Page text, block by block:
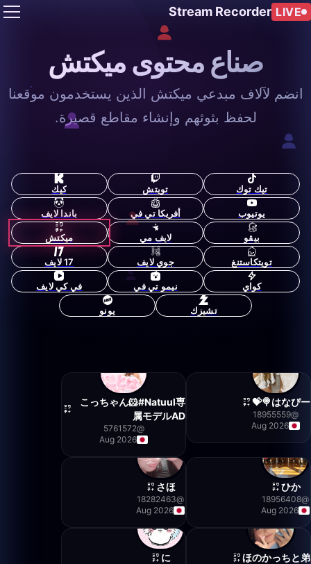
LIVE
Stream Recorder
صناع محتوى ميكتش
انضم لآلاف مبدعي ميكتش الذين يستخدمون موقعنا
لحفظ بثوثهم وإنشاء مقاطع قصيرة.
تيك توك تويتش كيك
يوتيوب أفريكا تي في باندا لايف
بيقو لايف مي ميكتش
تويتكاستنغ جوي لايف 17 لايف
كواي نيمو تي في في كي لايف
تشيزك يونو
はなぴー🍭💝
@
18955559
Aug 2026
こっちゃん🐹#Natuul専
属モデルAD
@
5761572
Aug 2026
ひか
@
18956408
Aug 2026
さほ
@
18282463
Aug 2026
ほのかっちと弟
に